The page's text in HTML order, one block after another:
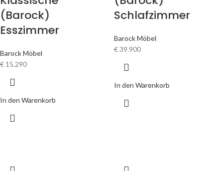
(Barock)
Esszimmer
Barock Möbel
€ 15.290
In den Warenkorb
Schlafzimmer
Barock Möbel
€39.900
In den Warenkorb